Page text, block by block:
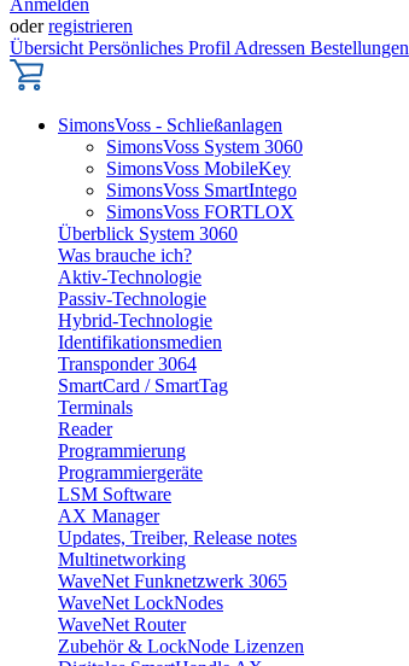
Anmelden
oderregistrieren
Übersicht Persönliches Profil Adressen Bestellungen
SimonsVoss - Schließanlagen
SimonsVoss System 3060
SimonsVoss MobileKey
SimonsVoss SmartIntego
SimonsVoss FORTLOX
Überblick System 3060
Was brauche ich?
Aktiv-Technologie
Passiv-Technologie
Hybrid-Technologie
Identifikationsmedien
Transponder 3064
SmartCard / SmartTag
Terminals
Reader
Programmierung
Programmiergeräte
LSM Software
AX Manager
Updates, Treiber, Release notes
Multinetworking
WaveNet Funknetzwerk 3065
WaveNet LockNodes
WaveNet Router
Zubehör & LockNode Lizenzen